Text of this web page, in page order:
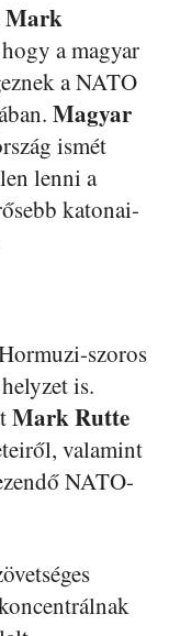
Mark
a magyar
a NATO
Magyar
ismét
lenni a
katonai-
szoros
is.
Mark Rutte
valamint
NATO-